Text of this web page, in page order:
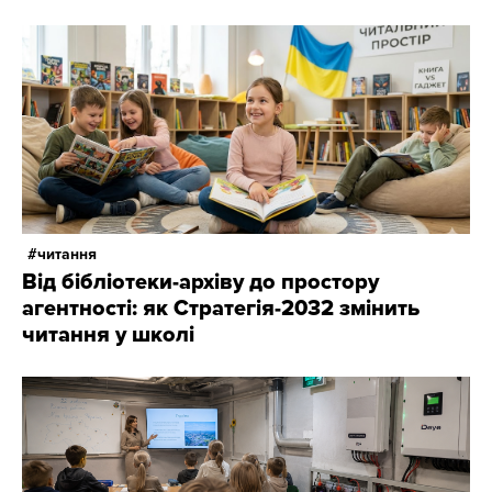
читання
Від бібліотеки-архіву до простору
агентності: як Стратегія-2032 змінить
читання у школі